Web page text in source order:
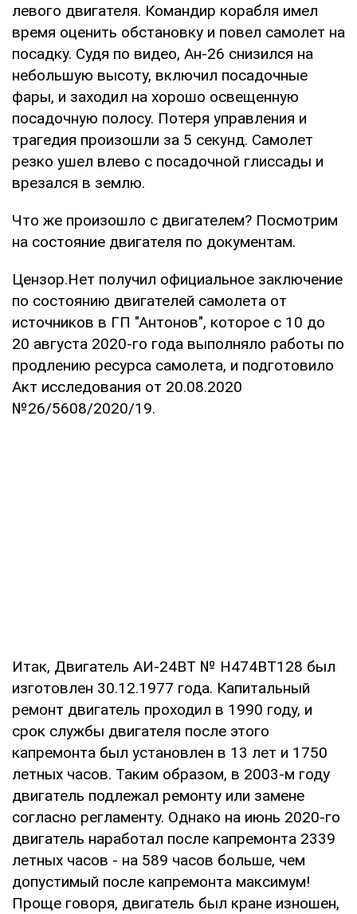
левого двигателя. Командир корабля имел
время оценить обстановку и повел самолет на
посадку. Судя по видео, Ан-26 снизился на
небольшую высоту, включил посадочные
фары, и заходил на хорошо освещенную
посадочную полосу. Потеря управления и
трагедия произошли за 5 секунд. Самолет
резко ушел влево с посадочной глиссады и
врезался в землю.
Что же произошло с двигателем? Посмотрим
на состояние двигателя по документам.
Цензор.Нет получил официальное заключение
по состоянию двигателей самолета от
источников в ГП "Антонов", которое с 10 до
20 августа 2020-го года выполняло работы по
продлению ресурса самолета, и подготовило
Акт исследования от 20.08.2020
№26/5608/2020/19.
Итак, Двигатель АИ-24ВТ № Н474ВТ128 был
изготовлен 30.12.1977 года. Капитальный
ремонт двигатель проходил в 1990 году, и
срок службы двигателя после этого
капремонта был установлен в 13 лет и 1750
летных часов. Таким образом, в 2003-м году
двигатель подлежал ремонту или замене
согласно регламенту. Однако на июнь 2020-го
двигатель наработал после капремонта 2339
летных часов - на 589 часов больше, чем
допустимый после капремонта максимум!
Проще говоря, двигатель был кране изношен,